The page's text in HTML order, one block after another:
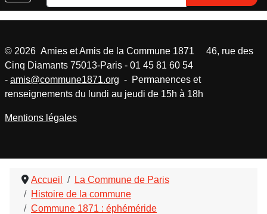
Accueil
La Commune de Paris
Histoire de la commune
Commune 1871 : éphéméride
© 2026 Amies et Amis de la Commune 1871 46, rue des
Cinq Diamants 75013-Paris - 01 45 81 60 54
- amis@commune1871.org - Permanences et
renseignements du lundi au jeudi de 15h à 18h
Mentions légales